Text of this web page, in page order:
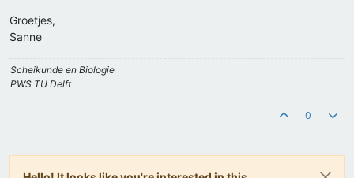
Groetjes,
Sanne
Scheikunde en Biologie
PWS TU Delft
0